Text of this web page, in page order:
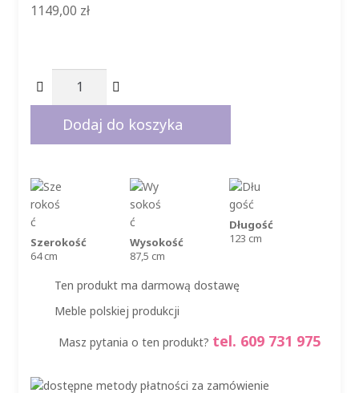
1149,00 zł
ilość
dziecięce
LUX
Dodaj do koszyka
Szerokość
64 cm
Wysokość
87,5 cm
Długość
123 cm
Ten produkt ma darmową dostawę
Meble polskiej produkcji
Masz pytania o ten produkt? tel. 609 731 975